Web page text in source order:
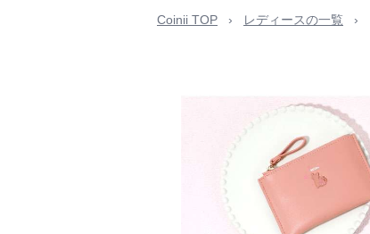
Coinii TOP › レディースの一覧 ›